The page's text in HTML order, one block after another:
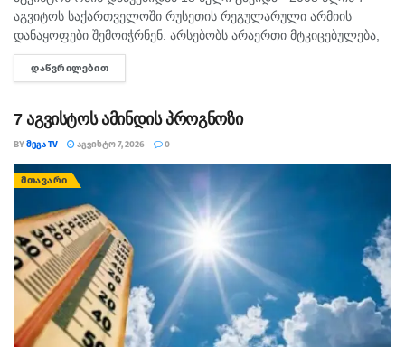
აგვიტოს საქართველოში რუსეთის რეგულარული არმიის
დანაყოფები შემოიჭრნენ. არსებობს არაერთი მტკიცებულება,
რომლითაც დადასტურდა, რომ რუსეთის ჯარმა საქართველოს
სახელმწიფო საზღვარი სწორედ 7...
ᲓᲐᲬᲕᲠᲘᲚᲔᲑᲘᲗ
7 აგვისტოს ამინდის პროგნოზი
BYᲛᲔᲒᲐ TV ᲐᲒᲕᲘᲡᲢᲝ 7, 2026 0
ᲛᲗᲐᲕᲐᲠᲘ